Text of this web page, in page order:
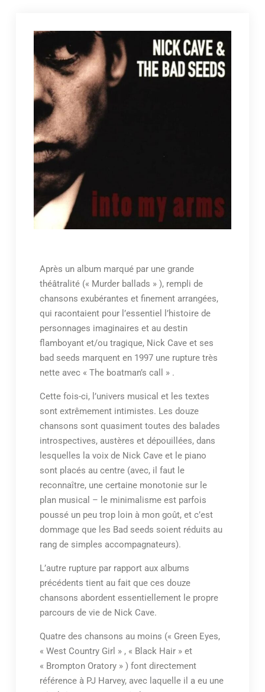
Après un album marqué par une grande
théâtralité (« Murder ballads » ), rempli de
chansons exubérantes et finement arrangées,
qui racontaient pour l’essentiel l’histoire de
personnages imaginaires et au destin
flamboyant et/ou tragique, Nick Cave et ses
bad seeds marquent en 1997 une rupture très
nette avec « The boatman’s call » .
Cette fois-ci, l’univers musical et les textes
sont extrêmement intimistes. Les douze
chansons sont quasiment toutes des balades
introspectives, austères et dépouillées, dans
lesquelles la voix de Nick Cave et le piano
sont placés au centre (avec, il faut le
reconnaître, une certaine monotonie sur le
plan musical – le minimalisme est parfois
poussé un peu trop loin à mon goût, et c’est
dommage que les Bad seeds soient réduits au
rang de simples accompagnateurs).
L’autre rupture par rapport aux albums
précédents tient au fait que ces douze
chansons abordent essentiellement le propre
parcours de vie de Nick Cave.
Quatre des chansons au moins (« Green Eyes,
« West Country Girl » , « Black Hair » et
« Brompton Oratory » ) font directement
référence à PJ Harvey, avec laquelle il a eu une